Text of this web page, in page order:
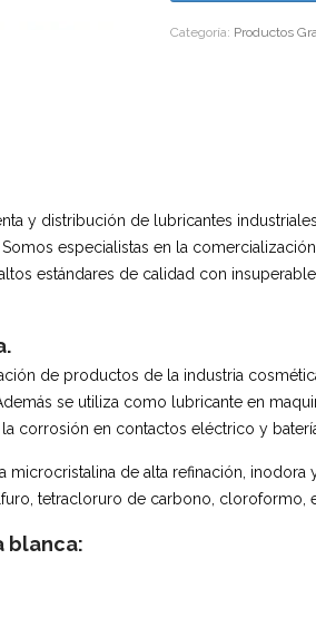
Categoría: Productos
y distribución de lubricantes
especialistas en la
estándares de calidad con
de productos de la industria
se utiliza como lubricante en
corrosión en contactos eléctrico y
microcristalina de alta refinación,
tetracloruro de carbono, cloroformo,
blanca: